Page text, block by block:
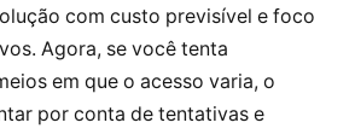
com custo previsível e foco
Agora, se você tenta
em que o acesso varia, o
por conta de tentativas e